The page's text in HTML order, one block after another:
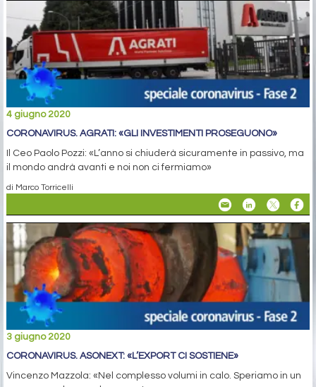
4 giugno 2020
CORONAVIRUS. AGRATI: «GLI INVESTIMENTI PROSEGUONO»
Il Ceo Paolo Pozzi: «L’anno si chiuderà sicuramente in passivo, ma
il mondo andrà avanti e noi non ci fermiamo»
di Marco Torricelli
3 giugno 2020
CORONAVIRUS. ASONEXT: «L’EXPORT CI SOSTIENE»
Vincenzo Mazzola: «Nel complesso volumi in calo. Speriamo in un